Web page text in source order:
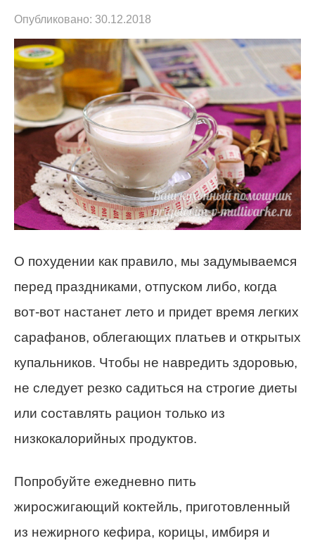
Опубликовано: 30.12.2018
О похудении как правило, мы задумываемся
перед праздниками, отпуском либо, когда
вот-вот настанет лето и придет время легких
сарафанов, облегающих платьев и открытых
купальников. Чтобы не навредить здоровью,
не следует резко садиться на строгие диеты
или составлять рацион только из
низкокалорийных продуктов.
Попробуйте ежедневно пить
жиросжигающий коктейль, приготовленный
из нежирного кефира, корицы, имбиря и